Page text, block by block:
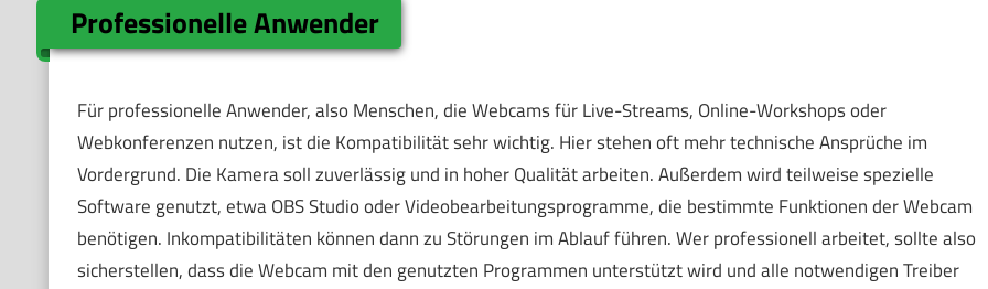
Professionelle Anwender
Für professionelle Anwender, also Menschen, die Webcams für Live-Streams, Online-Workshops oder
Webkonferenzen nutzen, ist die Kompatibilität sehr wichtig. Hier stehen oft mehr technische Ansprüche im
Vordergrund. Die Kamera soll zuverlässig und in hoher Qualität arbeiten. Außerdem wird teilweise spezielle
Software genutzt, etwa OBS Studio oder Videobearbeitungsprogramme, die bestimmte Funktionen der Webcam
benötigen. Inkompatibilitäten können dann zu Störungen im Ablauf führen. Wer professionell arbeitet, sollte also
sicherstellen, dass die Webcam mit den genutzten Programmen unterstützt wird und alle notwendigen Treiber